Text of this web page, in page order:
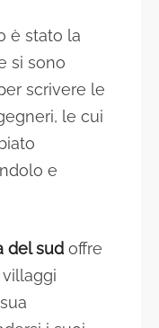
è stato la
si sono
scrivere le
le cui
e
del sud offre